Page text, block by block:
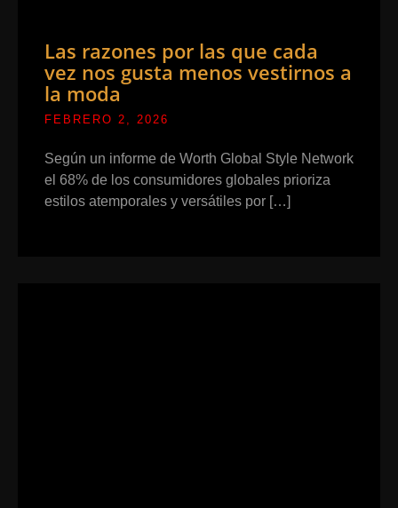
Las razones por las que cada
vez nos gusta menos vestirnos a
la moda
FEBRERO 2, 2026
Según un informe de Worth Global Style Network
el 68% de los consumidores globales prioriza
estilos atemporales y versátiles por […]